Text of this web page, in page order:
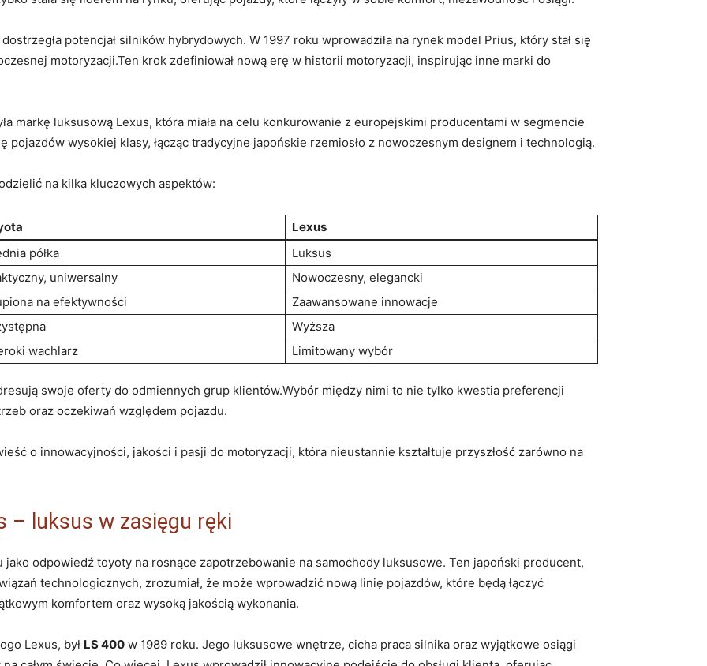
potencjał silników hybrydowych. W 1997 roku wprowadziła na rynek model Prius, który stał się
motoryzacji.Ten krok zdefiniował nową erę w historii motoryzacji, inspirując inne marki do
markę luksusową Lexus, która miała na celu konkurowanie z europejskimi producentami w segmencie
pojazdów wysokiej klasy, łącząc tradycyjne japońskie rzemiosło z nowoczesnym designem i technologią.
na kilka kluczowych aspektów:
Lexus
półka
Luksus
uniwersalny
Nowoczesny, elegancki
na efektywności
Zaawansowane innowacje
Wyższa
wachlarz
Limitowany wybór
swoje oferty do odmiennych grup klientów.Wybór między nimi to nie tylko kwestia preferencji
oraz oczekiwań względem pojazdu.
o innowacyjności, jakości i pasji do motoryzacji, która nieustannie kształtuje przyszłość zarówno na
– luksus w zasięgu ręki
jako odpowiedź toyoty na rosnące zapotrzebowanie na samochody luksusowe. Ten japoński producent,
technologicznych, zrozumiał, że może wprowadzić nową linię pojazdów, które będą łączyć
komfortem oraz wysoką jakością wykonania.
Lexus, był LS 400 w 1989 roku. Jego luksusowe wnętrze, cicha praca silnika oraz wyjątkowe osiągi